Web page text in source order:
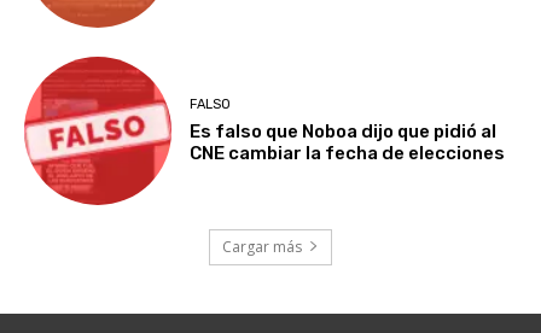
FALSO
Es falso que Noboa dijo que pidió al
CNE cambiar la fecha de elecciones
Cargar más